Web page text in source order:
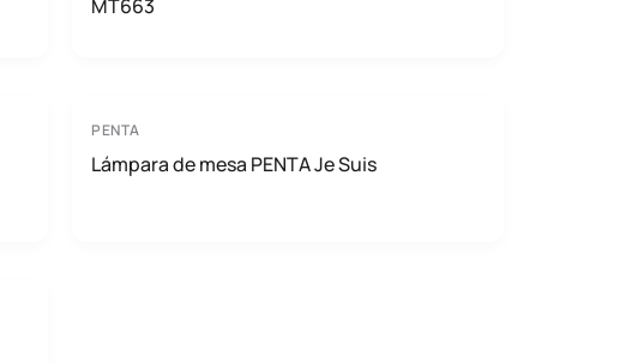
MT663
PENTA
Lámpara de mesa PENTA Je Suis